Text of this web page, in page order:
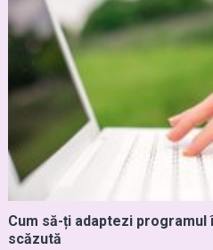
Cum să-ți adaptezi
scăzută